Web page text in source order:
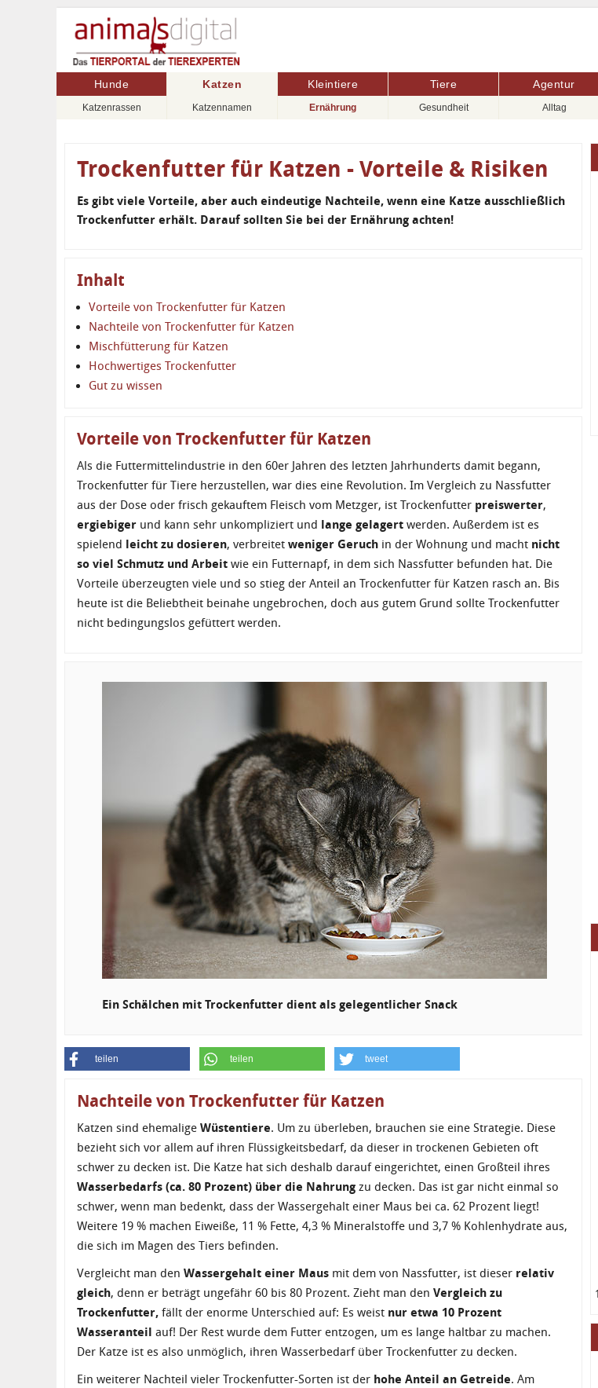
Hunde Katzen
Katzenrassen Katzennamen Ernährung Gesundheit Alltag
Kleintiere Tiere Agentur
Trockenfutter für Katzen - Vorteile & Risiken
Es gibt viele Vorteile, aber auch eindeutige Nachteile, wenn eine Katze ausschließlich
Trockenfutter erhält. Darauf sollten Sie bei der Ernährung achten!
Inhalt
Vorteile von Trockenfutter für Katzen
Nachteile von Trockenfutter für Katzen
Mischfütterung für Katzen
Hochwertiges Trockenfutter
Gut zu wissen
Vorteile von Trockenfutter für Katzen
Als die Futtermittelindustrie in den 60er Jahren des letzten Jahrhunderts damit begann,
Trockenfutter für Tiere herzustellen, war dies eine Revolution. Im Vergleich zu Nassfutter
aus der Dose oder frisch gekauftem Fleisch vom Metzger, ist Trockenfutter preiswerter,
ergiebiger und kann sehr unkompliziert und lange gelagert werden. Außerdem ist es
spielend leicht zu dosieren, verbreitet weniger Geruch in der Wohnung und macht nicht
so viel Schmutz und Arbeit wie ein Futternapf, in dem sich Nassfutter befunden hat. Die
Vorteile überzeugten viele und so stieg der Anteil an Trockenfutter für Katzen rasch an. Bis
heute ist die Beliebtheit beinahe ungebrochen, doch aus gutem Grund sollte Trockenfutter
nicht bedingungslos gefüttert werden.
Ein Schälchen mit Trockenfutter dient als gelegentlicher Snack
teilen teilen tweet
Nachteile von Trockenfutter für Katzen
Katzen sind ehemalige Wüstentiere. Um zu überleben, brauchen sie eine Strategie. Diese
bezieht sich vor allem auf ihren Flüssigkeitsbedarf, da dieser in trockenen Gebieten oft
schwer zu decken ist. Die Katze hat sich deshalb darauf eingerichtet, einen Großteil ihres
Wasserbedarfs (ca. 80 Prozent) über die Nahrung zu decken. Das ist gar nicht einmal so
schwer, wenn man bedenkt, dass der Wassergehalt einer Maus bei ca. 62 Prozent liegt!
Weitere 19 % machen Eiweiße, 11 % Fette, 4,3 % Mineralstoffe und 3,7 % Kohlenhydrate aus,
die sich im Magen des Tiers befinden.
Vergleicht man den Wassergehalt einer Maus mit dem von Nassfutter, ist dieser relativ
gleich, denn er beträgt ungefähr 60 bis 80 Prozent. Zieht man den Vergleich zu
Trockenfutter, fällt der enorme Unterschied auf: Es weist nur etwa 10 Prozent
Wasseranteil auf! Der Rest wurde dem Futter entzogen, um es lange haltbar zu machen.
Der Katze ist es also unmöglich, ihren Wasserbedarf über Trockenfutter zu decken.
Ein weiterer Nachteil vieler Trockenfutter-Sorten ist der hohe Anteil an Getreide. Am